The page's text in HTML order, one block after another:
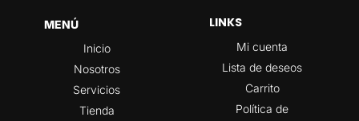
MENÚ
Inicio
Nosotros
Servicios
Tienda
LINKS
Mi cuenta
Lista de deseos
Carrito
Política de